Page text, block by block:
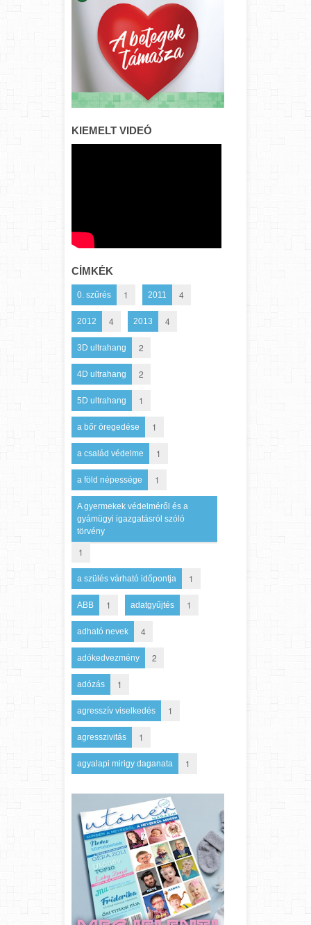
KIEMELT VIDEÓ
CÍMKÉK
0. szűrés 1 2011 4
2012 4 2013 4
3D ultrahang 2
4D ultrahang 2
5D ultrahang 1
a bőr öregedése 1
a család védelme 1
a föld népessége 1
A gyermekek védelméről és a
gyámügyi igazgatásról szóló
törvény
1
a szülés várható időpontja 1
ABB 1 adatgyűjtés 1
adható nevek 4
adókedvezmény 2
adózás 1
agresszív viselkedés 1
agresszivitás 1
agyalapi mirigy daganata 1